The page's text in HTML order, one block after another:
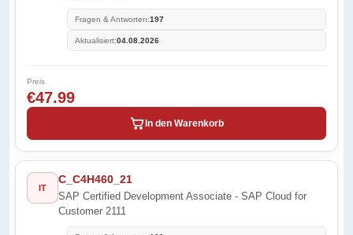
Fragen & Antworten:197
Aktualisiert:04.08.2026
Preis
€47.99
In den Warenkorb
IT
C_C4H460_21
SAP Certified Development Associate - SAP Cloud for
Customer 2111